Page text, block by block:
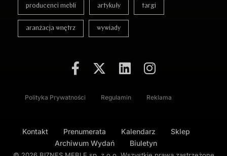
producenci mebli artykuły targi
aranżacja wnętrz wywiady
Polityka Prywatności Regulamin Reklama
Kontakt Prenumerata Kalendarz
Sklep
Archiwum Wydań
Biuletyn